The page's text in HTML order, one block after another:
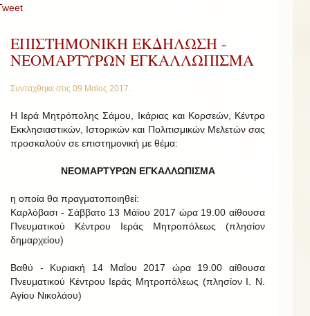
ΕΠΙΣΤΗΜΟΝΙΚΗ ΕΚΔΗΛΩΣΗ -
ΝΕΟΜΑΡΤΥΡΩΝ ΕΓΚΑΛΛΩΠΙΣΜΑ
Συντάχθηκε στις 09 Μαϊος 2017
H Ιερά Μητρόπολης Σάμου, Ικάριας και Κορσεών, Κέντρο
Εκκλησιαστικών, Ιστορικών και Πολιτισμικών Μελετών σας
προσκαλούν σε επιστημονική με θέμα:
ΝΕΟΜΑΡΤΥΡΩΝ ΕΓΚΑΛΛΩΠΙΣΜΑ
η οποία θα πραγματοποιηθεί:
Καρλόβασι - Σάββατο 13 Μάϊου 2017 ώρα 19.00 αίθουσα
Πνευματικού Κέντρου Ιεράς Μητροπόλεως (πλησίον
δημαρχείου)
Βαθύ - Κυριακή 14 Μαΐου 2017 ώρα 19.00 αίθουσα
Πνευματικού Κέντρου Ιεράς Μητροπόλεως (πλησίον Ι. Ν.
Αγίου Νικολάου)